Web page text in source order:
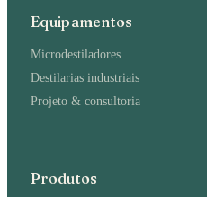
Equipamentos
Microdestiladores
Destilarias industriais
Projeto & consultoria
Produtos